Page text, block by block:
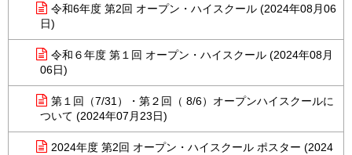
令和6年度 第2回 オープン・ハイスクール (2024年08月06
日)
令和６年度 第１回 オープン・ハイスクール (2024年08月
06日)
第１回（7/31）・第２回（ 8/6）オープンハイスクールに
ついて (2024年07月23日)
2024年度 第2回 オープン・ハイスクール ポスター (2024